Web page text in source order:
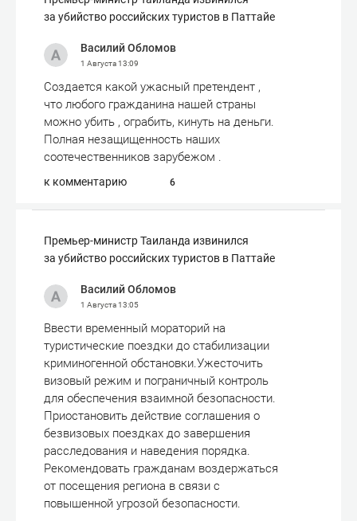
за убийство российских туристов в Паттайе
Василий Обломов
1 Августа13:09
Создается какой ужасный претендент ,
что любого гражданина нашей страны
можно убить , ограбить, кинуть на деньги.
Полная незащищенность наших
соотечественников зарубежом .
к комментарию 6
Премьер-министр Таиланда извинился
за убийство российских туристов в Паттайе
Василий Обломов
1 Августа13:05
Ввести временный мораторий на
туристические поездки до стабилизации
криминогенной обстановки.Ужесточить
визовый режим и пограничный контроль
для обеспечения взаимной безопасности.
Приостановить действие соглашения о
безвизовых поездках до завершения
расследования и наведения порядка.
Рекомендовать гражданам воздержаться
от посещения региона в связи с
повышенной угрозой безопасности.